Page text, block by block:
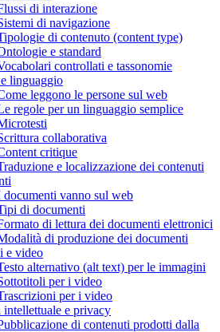
di interazione
di navigazione
di contenuto (content type)
e standard
controllati e tassonomie
linguaggio
leggono le persone sul web
regole per un linguaggio semplice
collaborativa
critique
e localizzazione dei contenuti
documenti vanno sul web
di documenti
di lettura dei documenti elettronici
di produzione dei documenti
e video
alternativo (alt text) per le immagini
per i video
per i video
intellettuale e privacy
di contenuti prodotti dalla